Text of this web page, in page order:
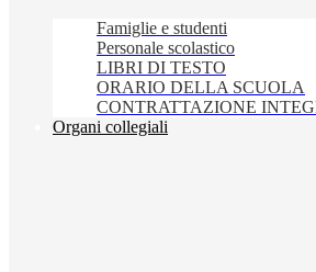
Famiglie e studenti
Personale scolastico
LIBRI DI TESTO
ORARIO DELLA SCUOLA
CONTRATTAZIONE
Organi collegiali